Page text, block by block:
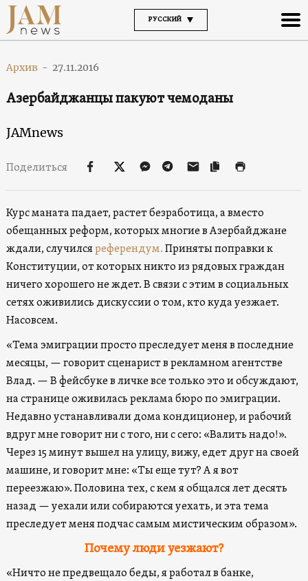
РУССКИЙ
Архив - 27.11.2016
Азербайджанцы пакуют чемоданы
JAMnews
Поделиться
Курс маната падает, растет безработица, а вместо
обещанных реформ, которых многие в Азербайджане
ждали, случилсяреферендум. Приняты поправки к
Конституции, от которых никто из рядовых граждан
ничего хорошего не ждет. В связи с этим в социальных
сетях оживились дискуссии о том, кто куда уезжает.
Насовсем.
«Тема эмиграции просто преследует меня в последние
месяцы, — говорит сценарист в рекламном агентстве
Влад. — В фейсбуке в личке все только это и обсуждают,
на странице оживилась реклама бюро по эмиграции.
Недавно устанавливали дома кондиционер, и рабочий
вдруг мне говорит ни с того, ни с сего: «Валить надо!».
Через 15 минут вышел на улицу, вижу, едет друг на своей
машине, и говорит мне: «Ты еще тут? А я вот
переезжаю». Половина тех, с кем я общался лет десять
назад — уехали или собираются уехать, и эта тема
преследует меня подчас самым мистическим образом».
Почему люди уезжают?
«Ничто не предвещало беды, я работал в банке,